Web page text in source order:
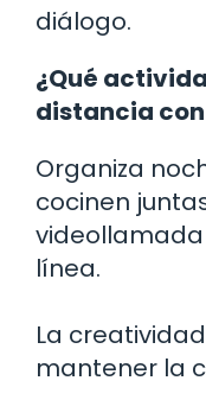
diálogo.
¿Qué
distancia
Organiza
cocinen
videollamada
línea.
La
mantener la